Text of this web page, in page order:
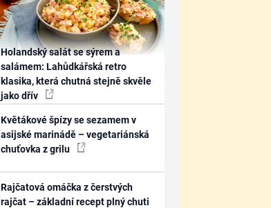
Holandský salát se sýrem a
salámem: Lahůdkářská retro
klasika, která chutná stejně skvěle
jako dřív
Květákové špízy se sezamem v
asijské marinádě – vegetariánská
chuťovka z grilu
Rajčatová omáčka z čerstvých
rajčat – základní recept plný chuti